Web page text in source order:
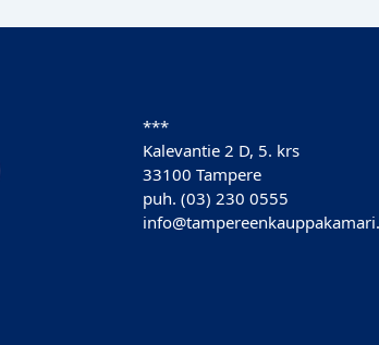
***
Kalevantie 2 D, 5. krs
33100 Tampere
puh. (03) 230 0555